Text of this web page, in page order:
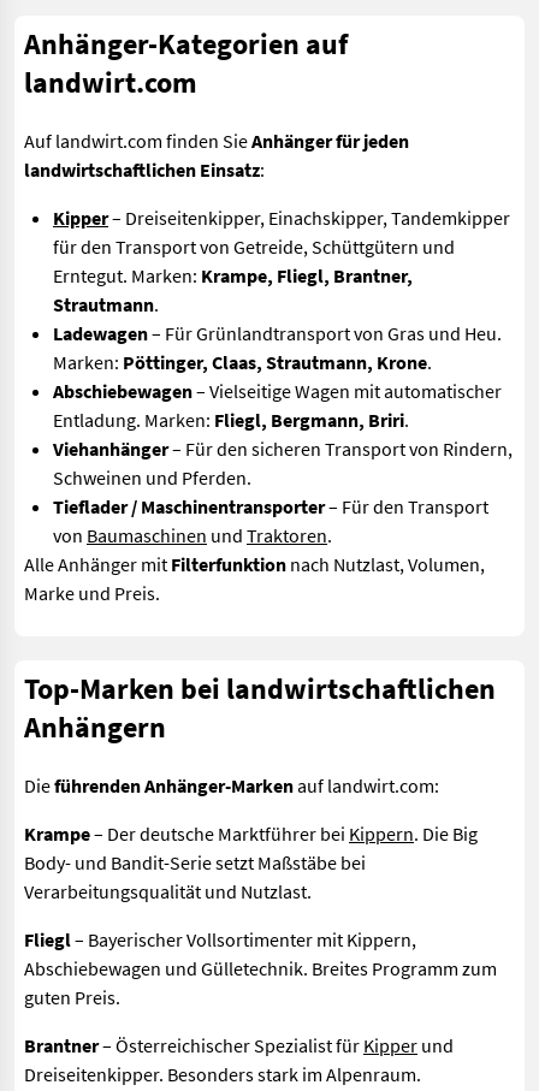
Anhänger-Kategorien auf
landwirt.com
Auf landwirt.com finden SieAnhänger für jeden
landwirtschaftlichen Einsatz:
Kipper– Dreiseitenkipper, Einachskipper, Tandemkipper
für den Transport von Getreide, Schüttgütern und
Erntegut. Marken: Krampe, Fliegl, Brantner,
Strautmann.
Ladewagen– Für Grünlandtransport von Gras und Heu.
Marken: Pöttinger, Claas, Strautmann, Krone.
Abschiebewagen– Vielseitige Wagen mit automatischer
Entladung. Marken: Fliegl, Bergmann, Briri.
Viehanhänger– Für den sicheren Transport von Rindern,
Schweinen und Pferden.
Tieflader / Maschinentransporter– Für den Transport
von Baumaschinen und Traktoren.
Alle Anhänger mit Filterfunktion nach Nutzlast, Volumen,
Marke und Preis.
Top-Marken bei landwirtschaftlichen
Anhängern
Dieführenden Anhänger-Markenauf landwirt.com:
Krampe– Der deutsche Marktführer bei Kippern. Die Big
Body- und Bandit-Serie setzt Maßstäbe bei
Verarbeitungsqualität und Nutzlast.
Fliegl– Bayerischer Vollsortimenter mit Kippern,
Abschiebewagen und Gülletechnik. Breites Programm zum
guten Preis.
Brantner– Österreichischer Spezialist für Kipper und
Dreiseitenkipper. Besonders stark im Alpenraum.